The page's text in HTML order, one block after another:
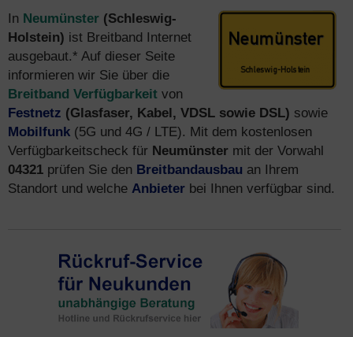
In Neumünster (Schleswig-
Holstein) ist Breitband Internet
ausgebaut.* Auf dieser Seite
informieren wir Sie über die
Breitband Verfügbarkeit von
Festnetz (Glasfaser, Kabel, VDSL sowie DSL) sowie
Mobilfunk (5G und 4G / LTE). Mit dem kostenlosen
Verfügbarkeitscheck für Neumünster mit der Vorwahl
04321 prüfen Sie den Breitbandausbau an Ihrem
Standort und welche Anbieter bei Ihnen verfügbar sind.